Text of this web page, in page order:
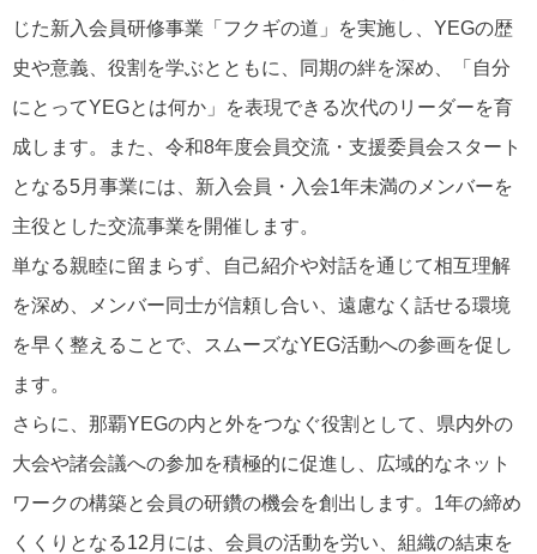
じた新入会員研修事業「フクギの道」を実施し、YEGの歴
史や意義、役割を学ぶとともに、同期の絆を深め、「自分
にとってYEGとは何か」を表現できる次代のリーダーを育
成します。また、令和8年度会員交流・支援委員会スタート
となる5月事業には、新入会員・入会1年未満のメンバーを
主役とした交流事業を開催します。
単なる親睦に留まらず、自己紹介や対話を通じて相互理解
を深め、メンバー同士が信頼し合い、遠慮なく話せる環境
を早く整えることで、スムーズなYEG活動への参画を促し
ます。
さらに、那覇YEGの内と外をつなぐ役割として、県内外の
大会や諸会議への参加を積極的に促進し、広域的なネット
ワークの構築と会員の研鑽の機会を創出します。1年の締め
くくりとなる12月には、会員の活動を労い、組織の結束を